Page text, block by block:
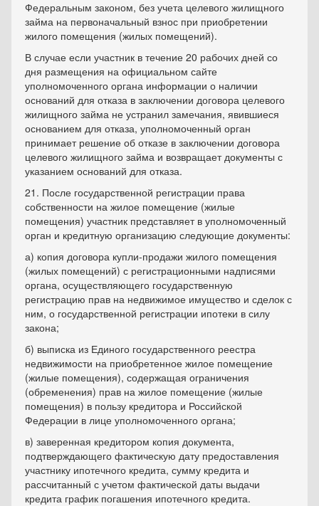
Федеральным законом, без учета целевого жилищного
займа на первоначальный взнос при приобретении
жилого помещения (жилых помещений).
В случае если участник в течение 20 рабочих дней со
дня размещения на официальном сайте
уполномоченного органа информации о наличии
оснований для отказа в заключении договора целевого
жилищного займа не устранил замечания, явившиеся
основанием для отказа, уполномоченный орган
принимает решение об отказе в заключении договора
целевого жилищного займа и возвращает документы с
указанием оснований для отказа.
21. После государственной регистрации права
собственности на жилое помещение (жилые
помещения) участник представляет в уполномоченный
орган и кредитную организацию следующие документы:
а) копия договора купли-продажи жилого помещения
(жилых помещений) с регистрационными надписями
органа, осуществляющего государственную
регистрацию прав на недвижимое имущество и сделок с
ним, о государственной регистрации ипотеки в силу
закона;
б) выписка из Единого государственного реестра
недвижимости на приобретенное жилое помещение
(жилые помещения), содержащая ограничения
(обременения) прав на жилое помещение (жилые
помещения) в пользу кредитора и Российской
Федерации в лице уполномоченного органа;
в) заверенная кредитором копия документа,
подтверждающего фактическую дату предоставления
участнику ипотечного кредита, сумму кредита и
рассчитанный с учетом фактической даты выдачи
кредита график погашения ипотечного кредита.